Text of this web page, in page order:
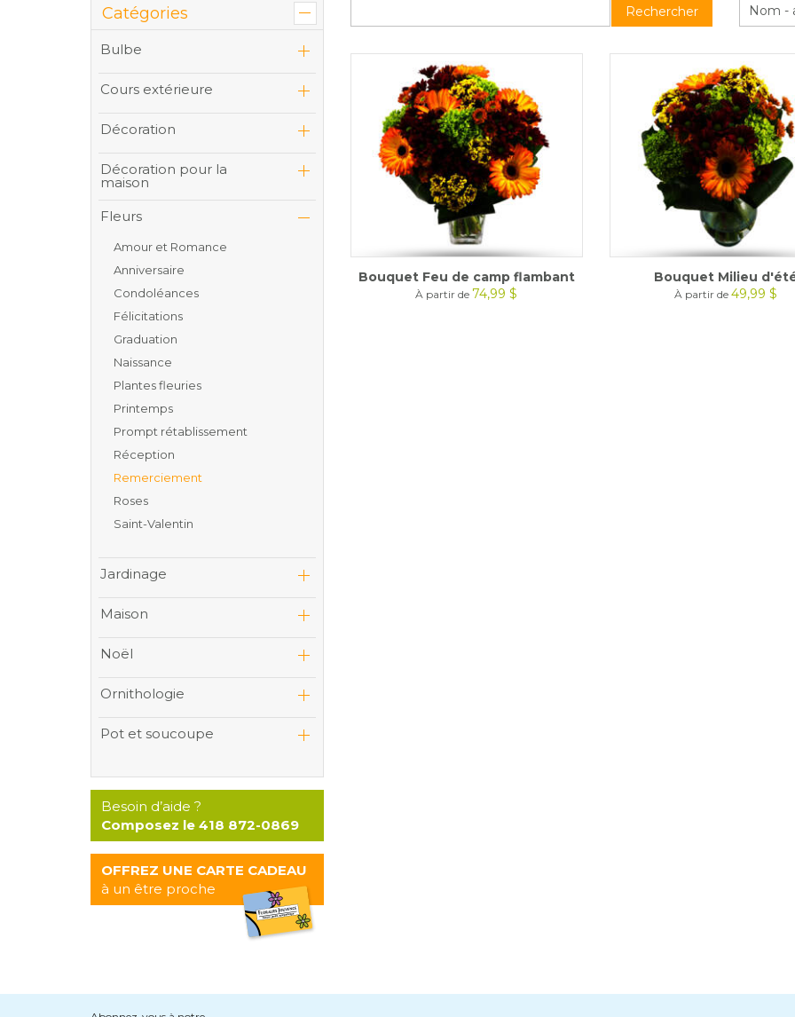
Catégories
Bulbe
Cours extérieure
Décoration
Décoration pour la
maison
Fleurs
Amour et Romance
Anniversaire
Condoléances
Félicitations
Graduation
Naissance
Plantes fleuries
Printemps
Prompt rétablissement
Réception
Remerciement
Roses
Saint-Valentin
Jardinage
Maison
Noël
Ornithologie
Pot et soucoupe
Besoin d’aide ?
Composez le 418 872-0869
OFFREZ UNE CARTE CADEAU
à un être proche
Rechercher Nom -
Bouquet Feu de camp flambant
À partir de74,99 $
Bouquet Milieu
À partir de49,99 $